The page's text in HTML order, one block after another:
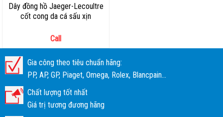
Dây đồng hồ Jaeger-Lecoultre
cốt cong da cá sấu xịn
Call
Gia công theo tiêu chuẩn hãng:
PP, AP, GP, Piaget, Omega, Rolex, Blancpain...
Chất lượng tốt nhất
Giá trị tương đương hãng